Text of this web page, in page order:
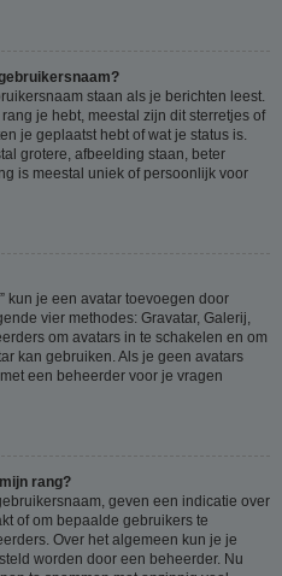
staan als je berichten leest.
je hebt, meestal zijn dit sterretjes of
je geplaatst hebt of wat je status is.
grotere, afbeelding staan, beter
is meestal uniek of persoonlijk voor
kun je een avatar toevoegen door
vier methodes: Gravatar, Galerij,
om avatars in te schakelen en om
kan gebruiken. Als je geen avatars
een beheerder voor je vragen
rang?
geven een indicatie over
of om bepaalde gebruikers te
Over het algemeen kun je je
worden door een beheerder. Nu